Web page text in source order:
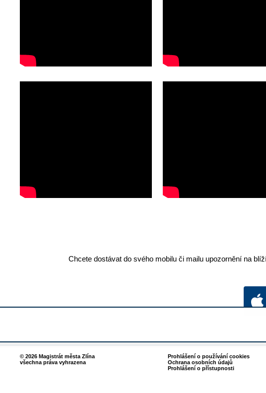
Chcete dostávat do svého mobilu či mailu upozornění na
© 2026 Magistrát města Zlína
všechna práva vyhrazena
Prohlášení o používání cookies
Ochrana osobních údajů
Prohlášení o přístupnosti